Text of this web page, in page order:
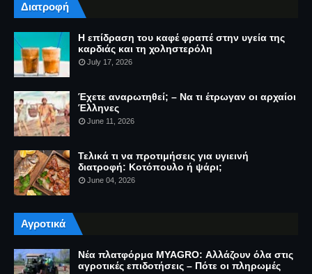
Διατροφή
Η επίδραση του καφέ φραπέ στην υγεία της
καρδιάς και τη χοληστερόλη
July 17, 2026
Έχετε αναρωτηθεί; – Να τι έτρωγαν οι αρχαίοι
Έλληνες
June 11, 2026
Τελικά τι να προτιμήσεις για υγιεινή
διατροφή: Κοτόπουλο ή ψάρι;
June 04, 2026
Αγροτικά
Νέα πλατφόρμα MYAGRO: Αλλάζουν όλα στις
αγροτικές επιδοτήσεις – Πότε οι πληρωμές